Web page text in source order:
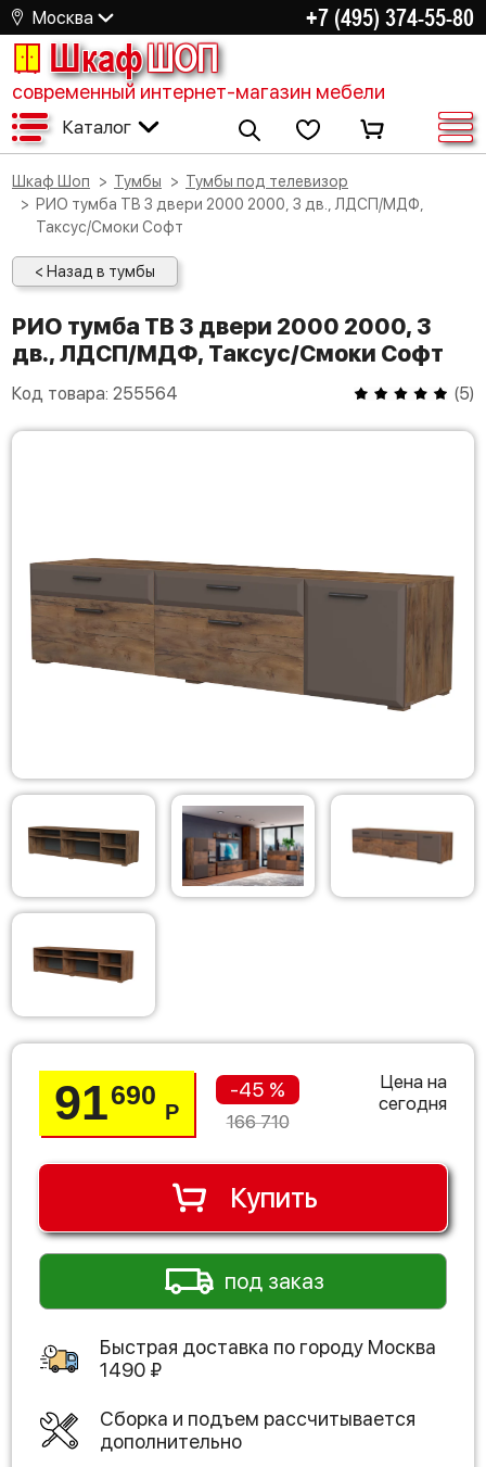
Москва +7 (495) 374-55-80
ШкафШОП
современный интернет-магазин мебели
Каталог
Шкаф Шоп Тумбы
Тумбы под телевизор
РИО тумба ТВ 3 двери 2000 2000, 3 дв., ЛДСП/МДФ,
Таксус/Смоки Софт
< Назад в тумбы
РИО тумба ТВ 3 двери 2000 2000, 3
дв., ЛДСП/МДФ, Таксус/Смоки Софт
Код товара: 255564 (5)
91690
Р
-45 %
166 710
Цена на
сегодня
Купить
под заказ
Быстрая доставка по городу Москва
1490 ₽
Сборка и подъем рассчитывается
дополнительно